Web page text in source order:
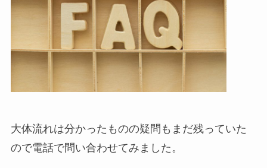
大体流れは分かったものの疑問もまだ残っていた
ので電話で問い合わせてみました。